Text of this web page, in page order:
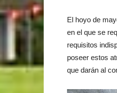
El hoyo de
en el que se
requisitos
poseer estos
que darán al